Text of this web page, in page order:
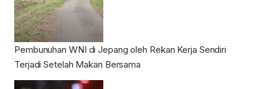
Pembunuhan WNI di Jepang oleh Rekan Kerja Sendiri
Terjadi Setelah Makan Bersama